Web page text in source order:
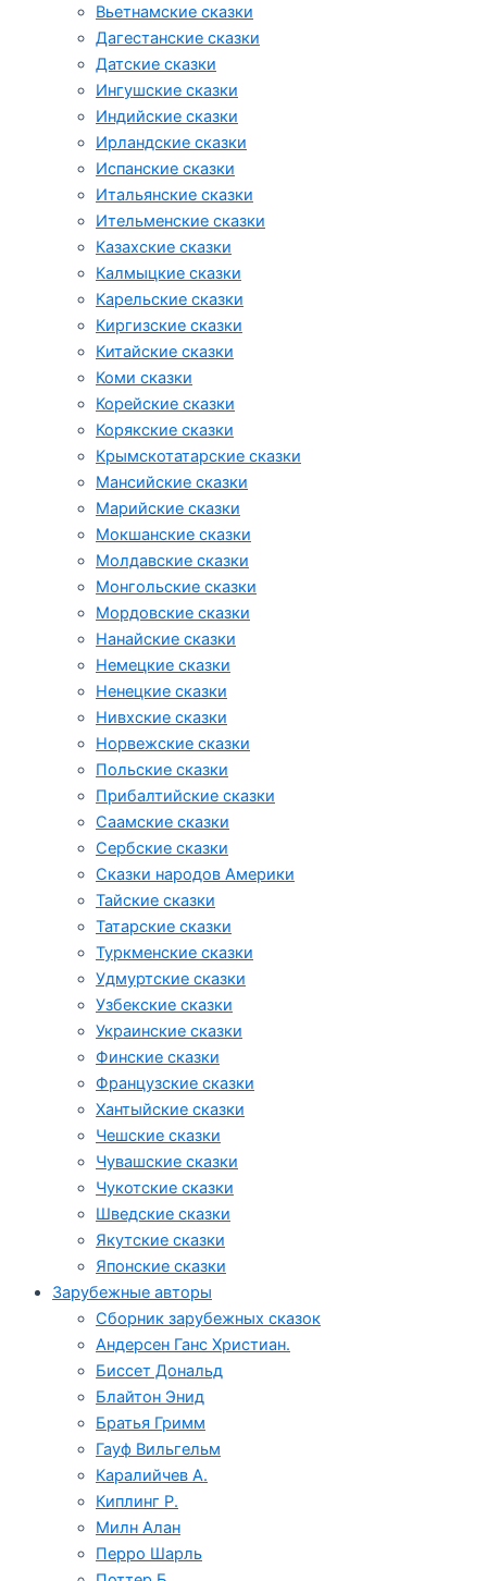
Вьетнамские сказки
Дагестанские сказки
Датские сказки
Ингушские сказки
Индийские сказки
Ирландские сказки
Испанские сказки
Итальянские сказки
Ительменские сказки
Казахские сказки
Калмыцкие сказки
Карельские сказки
Киргизские сказки
Китайские сказки
Коми сказки
Корейские сказки
Корякские сказки
Крымскотатарские сказки
Мансийские сказки
Марийские сказки
Мокшанские сказки
Молдавские сказки
Монгольские сказки
Мордовские сказки
Нанайские сказки
Немецкие сказки
Ненецкие сказки
Нивхские сказки
Норвежские сказки
Польские сказки
Прибалтийские сказки
Cаамские сказки
Сербские сказки
Сказки народов Америки
Тайские сказки
Татарские сказки
Туркменские сказки
Удмуртские сказки
Узбекские сказки
Украинские сказки
Финские сказки
Французские сказки
Хантыйские сказки
Чешские сказки
Чувашские сказки
Чукотские сказки
Шведские сказки
Якутские сказки
Японские сказки
Зарубежные авторы
Сборник зарубежных сказок
Андерсен Ганс Христиан.
Биссет Дональд
Блайтон Энид
Братья Гримм
Гауф Вильгельм
Каралийчев А.
Киплинг Р.
Милн Алан
Перро Шарль